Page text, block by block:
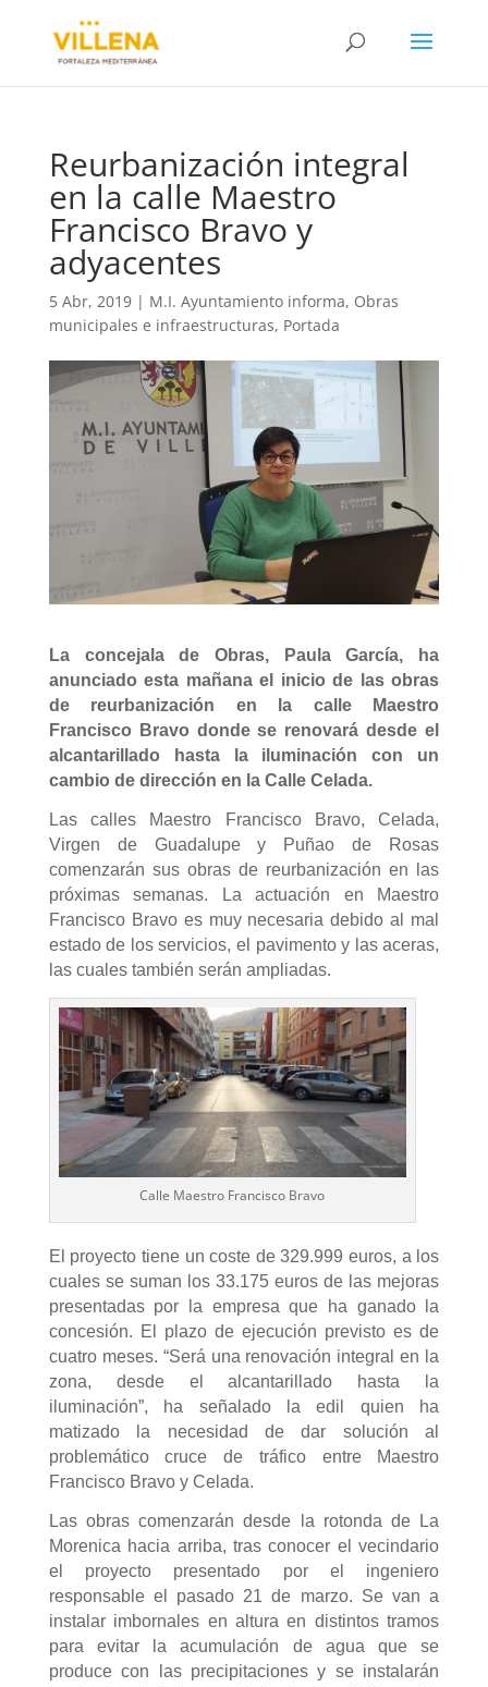
Reurbanización integral
en la calle Maestro
Francisco Bravo y
adyacentes
5 Abr, 2019| M.I. Ayuntamiento informa, Obras
municipales e infraestructuras, Portada
La concejala de Obras, Paula García, ha
anunciado esta mañana el inicio de las obras
de reurbanización en la calle Maestro
Francisco Bravo donde se renovará desde el
alcantarillado hasta la iluminación con un
cambio de dirección en la Calle Celada.
Las calles Maestro Francisco Bravo, Celada,
Virgen de Guadalupe y Puñao de Rosas
comenzarán sus obras de reurbanización en las
próximas semanas. La actuación en Maestro
Francisco Bravo es muy necesaria debido al mal
estado de los servicios, el pavimento y las aceras,
las cuales también serán ampliadas.
Calle Maestro Francisco Bravo
El proyecto tiene un coste de 329.999 euros, a los
cuales se suman los 33.175 euros de las mejoras
presentadas por la empresa que ha ganado la
concesión. El plazo de ejecución previsto es de
cuatro meses. “Será una renovación integral en la
zona, desde el alcantarillado hasta la
iluminación”, ha señalado la edil quien ha
matizado la necesidad de dar solución al
problemático cruce de tráfico entre Maestro
Francisco Bravo y Celada.
Las obras comenzarán desde la rotonda de La
Morenica hacia arriba, tras conocer el vecindario
el proyecto presentado por el ingeniero
responsable el pasado 21 de marzo. Se van a
instalar imbornales en altura en distintos tramos
para evitar la acumulación de agua que se
produce con las precipitaciones y se instalarán